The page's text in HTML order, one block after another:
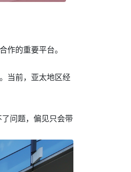
作的重要平台。
当前，亚太地区经
问题，偏见只会带